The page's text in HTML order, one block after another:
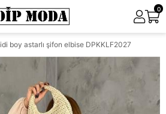
0
boy astarlı şifon elbise DPKKLF2027